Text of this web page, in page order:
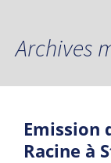
Archives
Emission
Racine à